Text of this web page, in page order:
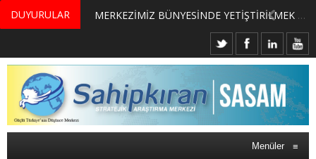
DUYURULAR MERKEZİMİZ BÜNYESİNDE YETİŞTİRİLMEK ÜZERE GÖNÜLLÜ ÜLKE MASASI UZMANI VE UZMAN ADAYLARI ARIYORUZ
Menüler ≡